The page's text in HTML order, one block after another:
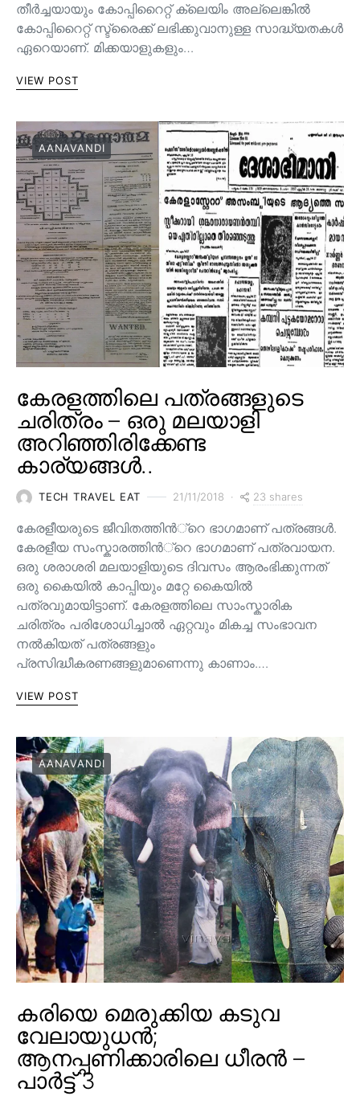
തീർച്ചയായും കോപ്പിറൈറ്റ് ക്ലെയിം അല്ലെങ്കിൽ
കോപ്പിറൈറ്റ് സ്ട്രൈക്ക് ലഭിക്കുവാനുള്ള സാദ്ധ്യതകൾ
ഏറെയാണ്. മിക്കയാളുകളും…
VIEW POST
AANAVANDI
കേരളത്തിലെ പത്രങ്ങളുടെ
ചരിത്രം – ഒരു മലയാളി
അറിഞ്ഞിരിക്കേണ്ട
കാര്യങ്ങൾ..
TECH TRAVEL EAT 21/11/2018 23 shares
കേരളീയരുടെ ജീവിതത്തിന്‍്റെ ഭാഗമാണ് പത്രങ്ങള്‍.
കേരളീയ സംസ്കാരത്തിന്‍്റെ ഭാഗമാണ് പത്രവായന.
ഒരു ശരാശരി മലയാളിയുടെ ദിവസം ആരംഭിക്കുന്നത്
ഒരു കൈയില്‍ കാപ്പിയും മറ്റേ കൈയില്‍
പത്രവുമായിട്ടാണ്. കേരളത്തിലെ സാംസ്കാരിക
ചരിത്രം പരിശോധിച്ചാല്‍ ഏറ്റവും മികച്ച സംഭാവന
നല്‍കിയത് പത്രങ്ങളും
പ്രസിദ്ധീകരണങ്ങളുമാണെന്നു കാണാം.…
VIEW POST
AANAVANDI
കരിയെ മെരുക്കിയ കടുവ
വേലായുധൻ;
ആനപ്പണിക്കാരിലെ ധീരൻ –
പാർട്ട് 3